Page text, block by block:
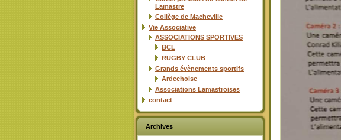
Lamastre
Collège de Macheville
Vie Associative
ASSOCIATIONS SPORTIVES
BCL
RUGBY CLUB
Grands évènements sportifs
Ardechoise
Associations Lamastroises
contact
Archives